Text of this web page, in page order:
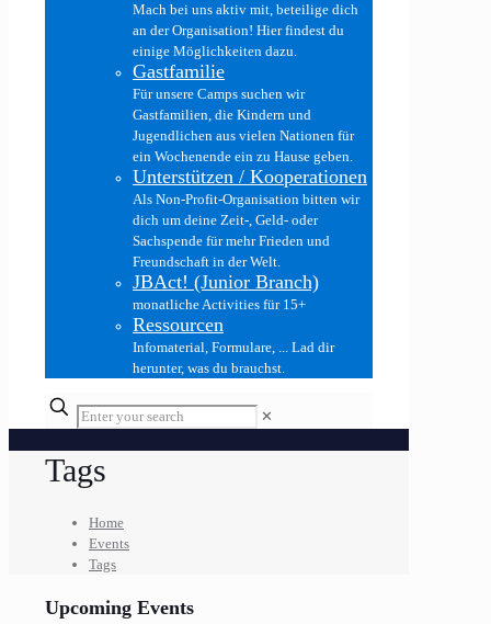
Mach bei uns aktiv mit, beteilige dich
an der Organisation! Hier findest du
einige Möglichkeiten dazu.
Gastfamilie
Für unsere Camps suchen wir
Gastfamilien, die Kindern und
Jugendlichen aus vielen Nationen für
ein Wochenende ein zu Hause geben.
Unterstützen / Kooperationen
Als Non-Profit-Organisation bitten wir
dich um deine Zeit-, Geld- oder
Sachspende für mehr Frieden und
Freundschaft in der Welt.
JBAct! (Junior Branch)
monatliche Activities für 15+
Ressourcen
Infomaterial, Formulare, ... Lad dir
herunter, was du brauchst.
✕
Tags
Home
Events
Tags
Upcoming Events